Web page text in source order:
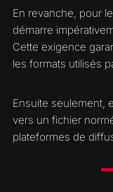
En revanche, pour
démarre
Cette exigence
les formats utilisés
Ensuite seulement,
vers un fichier
plateformes de